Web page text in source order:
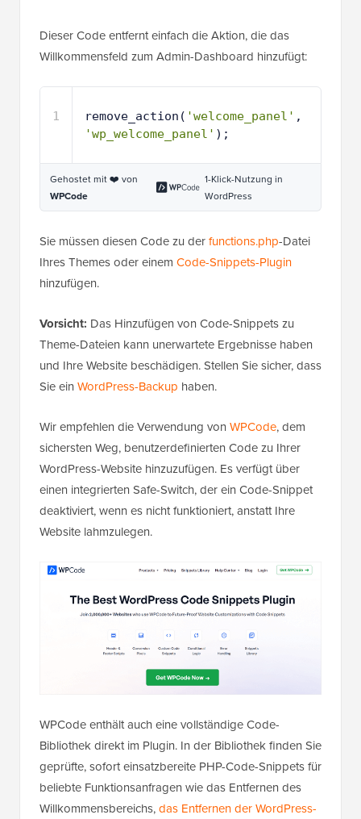
Dieser Code entfernt einfach die Aktion, die das
Willkommensfeld zum Admin-Dashboard hinzufügt:
1 remove_action( 'welcome_panel'
'wp_welcome_panel' );
Gehostet mit ❤️ von
WPCode
1-Klick-Nutzung in
WordPress
Sie müssen diesen Code zu derfunctions.php-Datei
Ihres Themes oder einem Code-Snippets-Plugin
hinzufügen.
Vorsicht: Das Hinzufügen von Code-Snippets zu
Theme-Dateien kann unerwartete Ergebnisse haben
und Ihre Website beschädigen. Stellen Sie sicher, dass
Sie ein WordPress-Backup haben.
Wir empfehlen die Verwendung von WPCode, dem
sichersten Weg, benutzerdefinierten Code zu Ihrer
WordPress-Website hinzuzufügen. Es verfügt über
einen integrierten Safe-Switch, der ein Code-Snippet
deaktiviert, wenn es nicht funktioniert, anstatt Ihre
Website lahmzulegen.
WPCode enthält auch eine vollständige Code-
Bibliothek direkt im Plugin. In der Bibliothek finden Sie
geprüfte, sofort einsatzbereite PHP-Code-Snippets für
beliebte Funktionsanfragen wie das Entfernen des
Willkommensbereichs,das Entfernen der WordPress-